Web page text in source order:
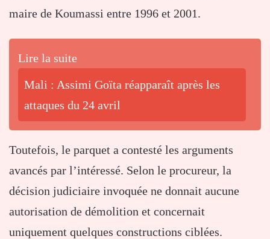
maire de Koumassi entre 1996 et 2001.
Lire la suite
Mali : Assimi Goïta réapparaît après les
attaques du 24 avril
Toutefois, le parquet a contesté les arguments
avancés par l’intéressé. Selon le procureur, la
décision judiciaire invoquée ne donnait aucune
autorisation de démolition et concernait
uniquement quelques constructions ciblées.